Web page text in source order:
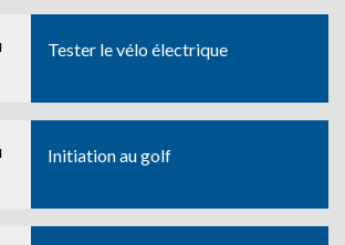
Tester le vélo électrique
Initiation au golf